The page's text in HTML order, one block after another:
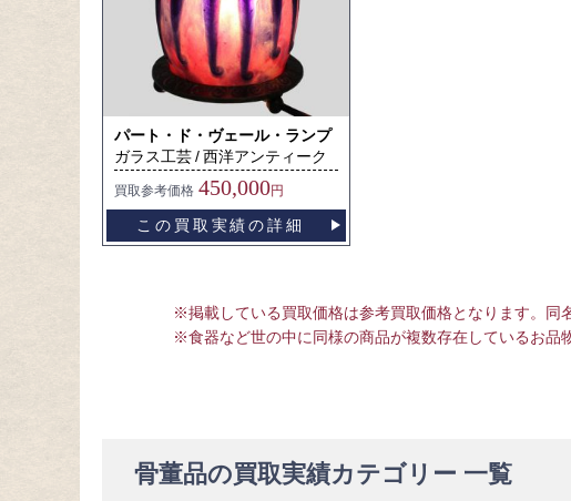
パート・ド・ヴェール・ランプ
ガラス工芸
西洋アンティーク
買取参考価格 450,000円
この買取実績の詳細
※掲載している買取価格は参考買取価格となります。同
※食器など世の中に同様の商品が複数存在しているお品
骨董品の買取実績カテゴリー 一覧